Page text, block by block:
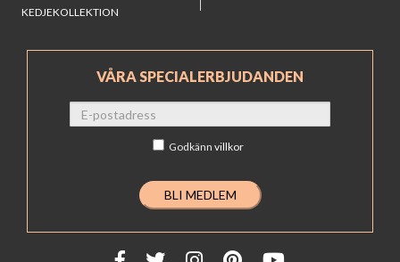
KEDJEKOLLEKTION
VÅRA SPECIALERBJUDANDEN
Godkänn villkor